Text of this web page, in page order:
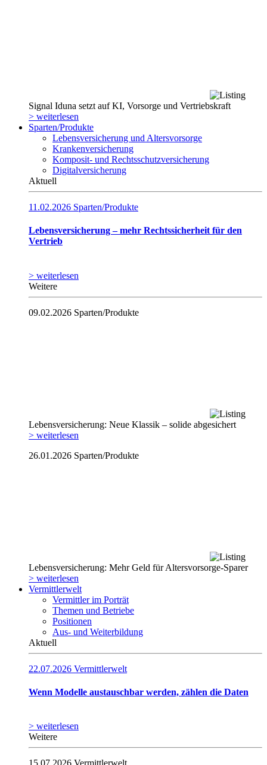
Signal Iduna setzt auf KI, Vorsorge und Vertriebskraft
> weiterlesen
Sparten/Produkte
Lebensversicherung und Altersvorsorge
Krankenversicherung
Komposit- und Rechtsschutzversicherung
Digitalversicherung
Aktuell
11.02.2026 Sparten/Produkte
Lebensversicherung – mehr Rechtssicherheit für den
Vertrieb
> weiterlesen
Weitere
09.02.2026 Sparten/Produkte
Lebensversicherung: Neue Klassik – solide abgesichert
> weiterlesen
26.01.2026 Sparten/Produkte
Lebensversicherung: Mehr Geld für Altersvorsorge-Sparer
> weiterlesen
Vermittlerwelt
Vermittler im Porträt
Themen und Betriebe
Positionen
Aus- und Weiterbildung
Aktuell
22.07.2026 Vermittlerwelt
Wenn Modelle austauschbar werden, zählen die Daten
> weiterlesen
Weitere